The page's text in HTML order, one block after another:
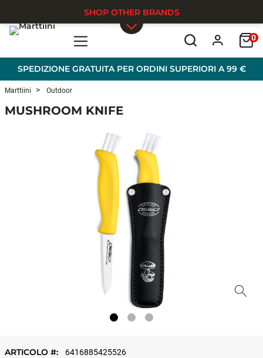
SPEDIZIONE GRATUITA PER ORDINI SUPERIORI A 99 €
0
SHOP OTHER BRANDS
Marttiini Outdoor
MUSHROOM KNIFE
ARTICOLO #: 6416885425526